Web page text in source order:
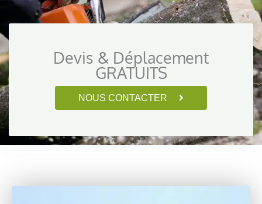
Devis & Déplacement
GRATUITS
NOUS CONTACTER